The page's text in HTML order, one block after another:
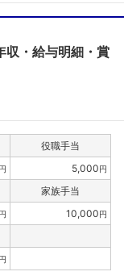
収・給与明細・賞
役職手当
円 5,000円
家族手当
円 10,000円
円